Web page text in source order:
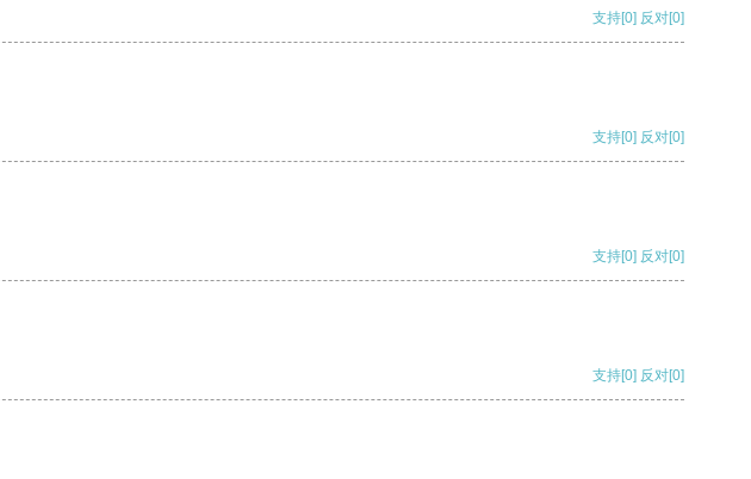
支持[0] 反对[0]
支持[0] 反对[0]
支持[0] 反对[0]
支持[0] 反对[0]